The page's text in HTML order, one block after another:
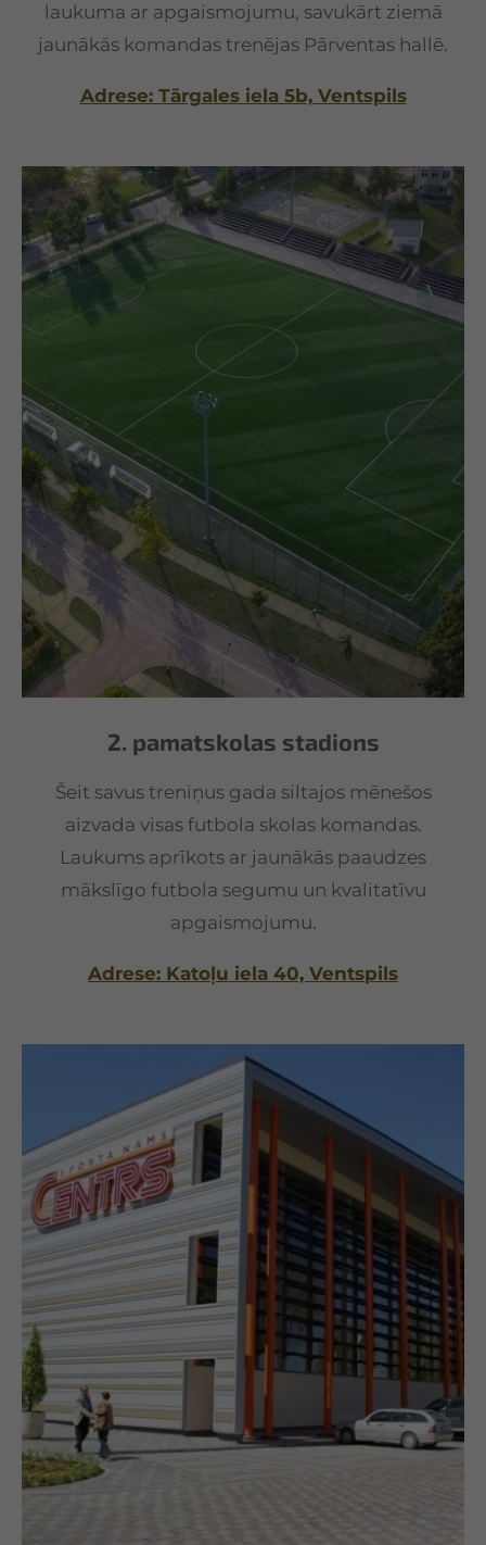
laukuma ar apgaismojumu, savukārt ziemā
jaunākās komandas trenējas Pārventas hallē.
Adrese: Tārgales iela 5b, Ventspils
2. pamatskolas stadions
Šeit savus treniņus gada siltajos mēnešos
aizvada visas futbola skolas komandas.
Laukums aprīkots ar jaunākās paaudzes
mākslīgo futbola segumu un kvalitatīvu
apgaismojumu.
Adrese: Katoļu iela 40, Ventspils